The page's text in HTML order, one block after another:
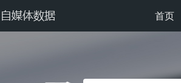
首页